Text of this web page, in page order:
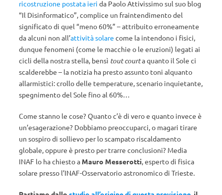
ricostruzione postata ieri da Paolo Attivissimo sul suo blog
“Il Disinformatico”, complice un fraintendimento del
significato di quel “meno 60%” – attribuito erroneamente
da alcuni non all’attività solare come la intendono i fisici,
dunque fenomeni (come le macchie o le eruzioni) legati ai
cicli della nostra stella, bensì tout courta quanto il Sole ci
scalderebbe – la notizia ha presto assunto toni alquanto
allarmistici: crollo delle temperature, scenario inquietante,
spegnimento del Sole fino al 60%…
Come stanno le cose? Quanto c’è di vero e quanto invece è
un’esagerazione? Dobbiamo preoccuparci, o magari tirare
un sospiro di sollievo per lo scampato riscaldamento
globale, oppure è presto per trarre conclusioni? Media
INAF lo ha chiesto a Mauro Messerotti, esperto di fisica
solare presso l’INAF-Osservatorio astronomico di Trieste.